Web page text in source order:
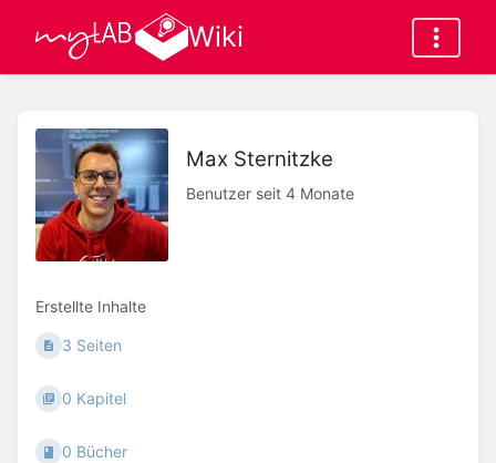
Wiki
Max Sternitzke
Benutzer seit 4 Monate
Erstellte Inhalte
3 Seiten
0 Kapitel
0 Bücher